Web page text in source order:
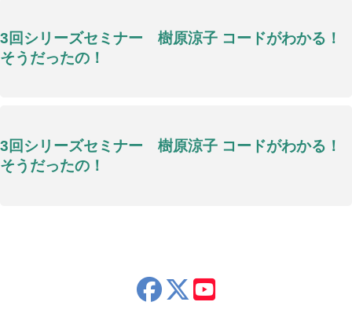
3回シリーズセミナー 樹原涼子 コードがわかる！
そうだったの！
3回シリーズセミナー 樹原涼子 コードがわかる！
そうだったの！
x